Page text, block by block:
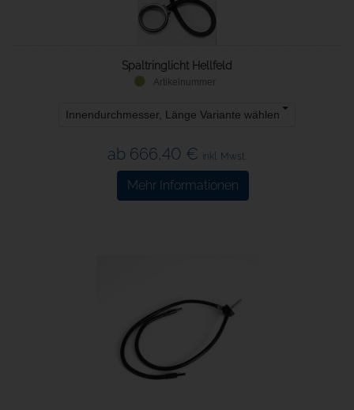
Spaltringlicht Hellfeld
Innendurchmesser, Länge Variante wählen
ab 666,40 € inkl. Mwst.
Mehr Informationen